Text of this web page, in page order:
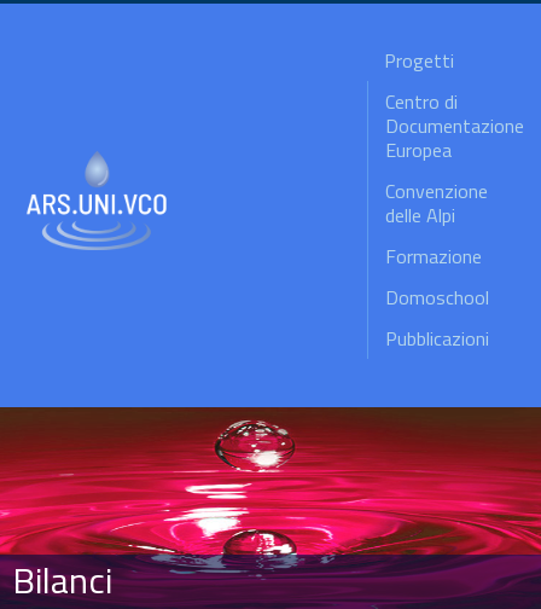
Progetti
Centro di
Documentazione
Europea
Convenzione
delle Alpi
Formazione
Domoschool
Pubblicazioni
Bilanci